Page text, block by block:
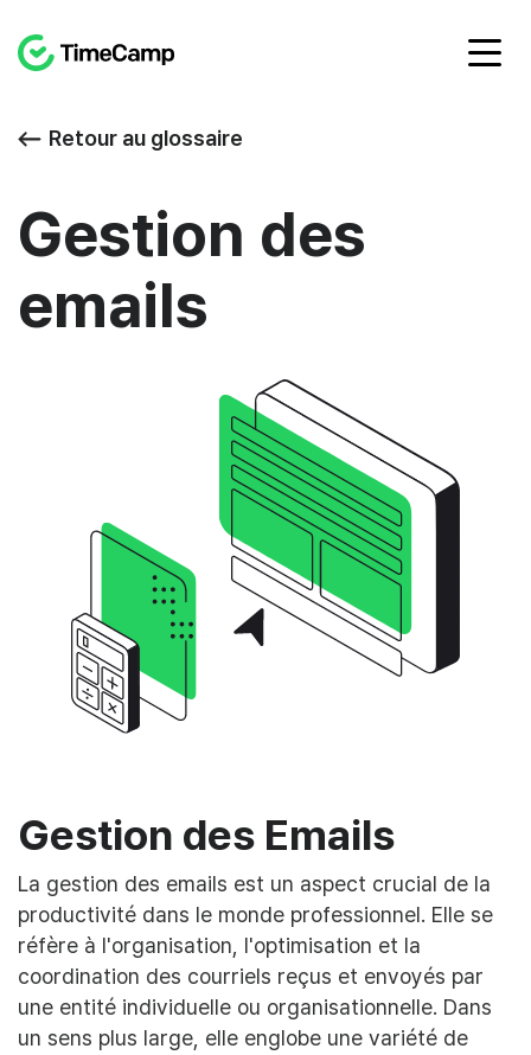
Retour au glossaire
Gestion des
emails
Gestion des Emails
La gestion des emails est un aspect crucial de la
productivité dans le monde professionnel. Elle se
réfère à l'organisation, l'optimisation et la
coordination des courriels reçus et envoyés par
une entité individuelle ou organisationnelle. Dans
un sens plus large, elle englobe une variété de